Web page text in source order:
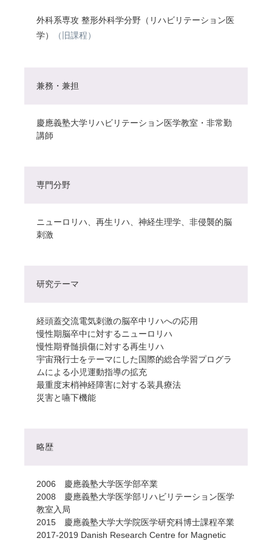
外科系専攻 整形外科学分野（リハビリテーション医
学）
（旧課程）
兼務・兼担
慶應義塾大学リハビリテーション医学教室・非常勤
講師
専門分野
ニューロリハ、再生リハ、神経生理学、非侵襲的脳
刺激
研究テーマ
経頭蓋交流電気刺激の脳卒中リハへの応用
慢性期脳卒中に対するニューロリハ
慢性期脊髄損傷に対する再生リハ
宇宙飛行士をテーマにした国際的総合学習プログラ
ムによる小児運動指導の拡充
最重度末梢神経障害に対する装具療法
災害と嚥下機能
略歴
2006 慶應義塾大学医学部卒業
2008 慶應義塾大学医学部リハビリテーション医学
教室入局
2015 慶應義塾大学大学院医学研究科博士課程卒業
2017-2019 Danish Research Centre for Magnetic